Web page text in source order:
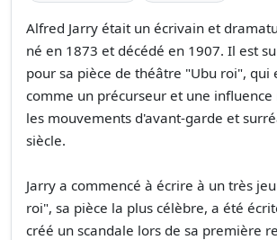
Alfred Jarry était un écrivain et
né en 1873 et décédé en 1907. Il est
pour sa pièce de théâtre "Ubu roi", qui
comme un précurseur et une
les mouvements d'avant-garde et
siècle.
Jarry a commencé à écrire à un très
roi", sa pièce la plus célèbre, a été
créé un scandale lors de sa première